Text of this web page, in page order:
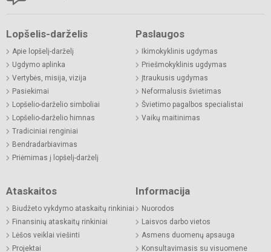
Lopšelis-darželis
Apie lopšelį-darželį
Ugdymo aplinka
Vertybės, misija, vizija
Pasiekimai
Lopšelio-darželio simboliai
Lopšelio-darželio himnas
Tradiciniai renginiai
Bendradarbiavimas
Priėmimas į lopšelį-darželį
Paslaugos
Ikimokyklinis ugdymas
Priešmokyklinis ugdymas
Įtraukusis ugdymas
Neformalusis švietimas
Švietimo pagalbos specialistai
Vaikų maitinimas
Ataskaitos
Biudžeto vykdymo ataskaitų rinkiniai
Finansinių ataskaitų rinkiniai
Lėšos veiklai viešinti
Projektai
Informacija
Nuorodos
Laisvos darbo vietos
Asmens duomenų apsauga
Konsultavimasis su visuomene